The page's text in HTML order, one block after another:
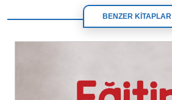
BENZER KİTAPLAR